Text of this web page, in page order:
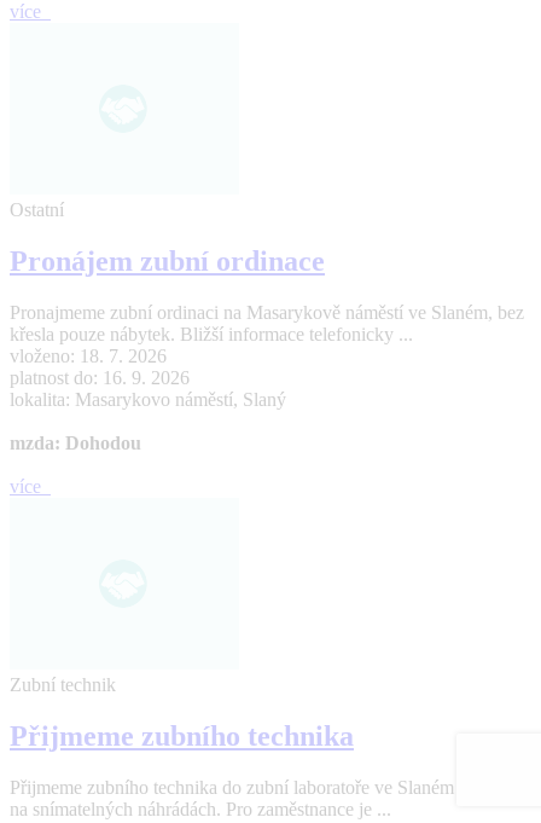
více
Ostatní
Pronájem zubní ordinace
Pronajmeme zubní ordinaci na Masarykově náměstí ve Slaném, bez
křesla pouze nábytek. Bližší informace telefonicky ...
vloženo: 18. 7. 2026
platnost do: 16. 9. 2026
lokalita: Masarykovo náměstí, Slaný
mzda: Dohodou
více
Zubní technik
Přijmeme zubního technika
Přijmeme zubního technika do zubní laboratoře ve Slaném s praxí
na snímatelných náhrádách. Pro zaměstnance je ...